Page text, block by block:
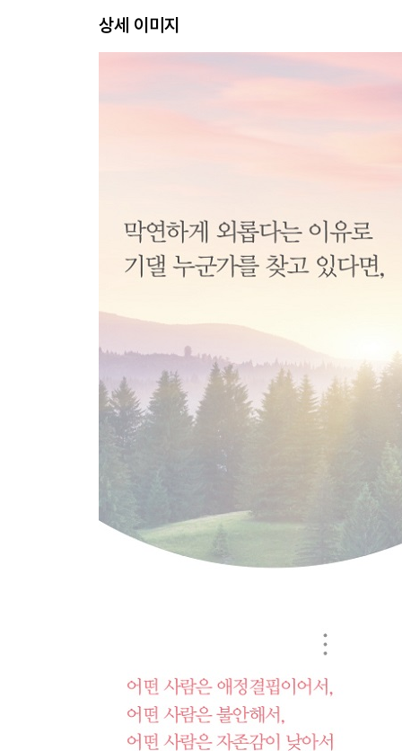
까칠한 남자가 더 매력적인 이유
나는 나를 사랑해줄 의무가 있다
사랑을 시험하는 사람들의 심리
가장 내 뜻대로 하고 싶은 사람을 도저히 내 뜻대
인정받고 싶은 남자, 사랑받고 싶은 여자
관심과 집착, 그 위험한 줄다리기
누구에게나 일곱 번째 방은 필요하다
그것은 더 이상 사랑이 아니다
사랑도 변하고 사람도 변한다
사랑이 잘못되어갈 때 나타나는 4가지 신호
잃어버린 후에야 깨닫게 되는 것들
‘다름’을 받아들여야 진짜 사랑이다
이대로 결혼해도 정말 괜찮을까?
패자를 만들지 않는 현명한 싸움의 기술 8가지
욕망과 사랑을 구분하는 방법
내 사랑은 항상 왜 이럴까?
사랑의 완성을 위한 몸의 대화
상세 이미지